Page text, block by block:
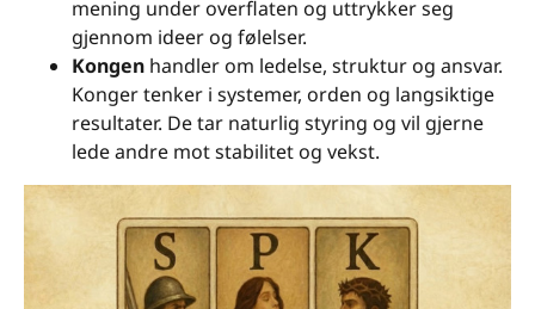
mening under overflaten og uttrykker seg
gjennom ideer og følelser.
Kongen handler om ledelse, struktur og ansvar.
Konger tenker i systemer, orden og langsiktige
resultater. De tar naturlig styring og vil gjerne
lede andre mot stabilitet og vekst.